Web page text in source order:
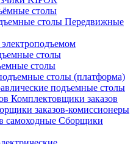
столы
Передвижные
столы
столы
столы (платформа)
подъемные столы
Комплектовщики заказов
заказов-комиссионеры
Сборщики